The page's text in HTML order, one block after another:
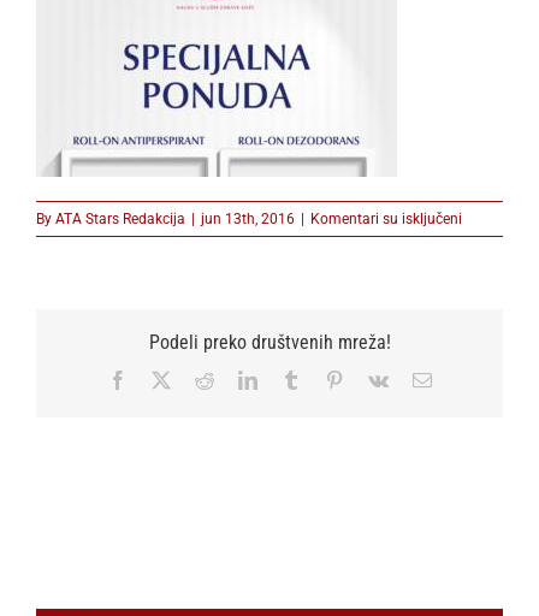
By ATA Stars Redakcija | jun 13th, 2016 | Komentari su isključeni
eucerin
Podeli preko društvenih mreža!
Facebook RedditLinkedInTumblr Pinterest
Vk Email